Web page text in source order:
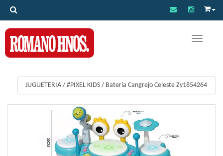
Toggle
JUGUETERIA / #PIXEL KIDS / Bateria Cangrejo Celeste Zy1854264